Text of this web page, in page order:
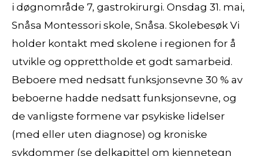
i døgnområde 7, gastrokirurgi. Onsdag 31. mai,
Snåsa Montessori skole, Snåsa. Skolebesøk Vi
holder kontakt med skolene i regionen for å
utvikle og opprettholde et godt samarbeid.
Beboere med nedsatt funksjonsevne 30 % av
beboerne hadde nedsatt funksjonsevne, og
de vanligste formene var psykiske lidelser
(med eller uten diagnose) og kroniske
sykdommer (se delkapittel om kjennetegn